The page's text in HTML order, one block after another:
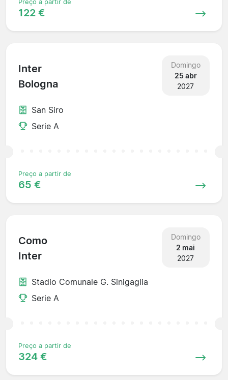
Preço a partir de
122 €
Inter
Bologna
Domingo
25 abr
2027
San Siro
Serie A
Preço a partir de
65 €
Como
Inter
Domingo
2 mai
2027
Stadio Comunale G. Sinigaglia
Serie A
Preço a partir de
324 €